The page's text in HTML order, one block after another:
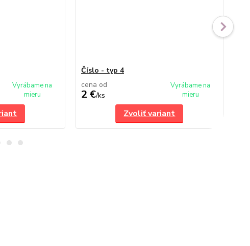
Vyrábame na
mieru
Číslo - typ 4
cena od
2 €/ks
Vyrábame na
mieru
Zvoliť variant